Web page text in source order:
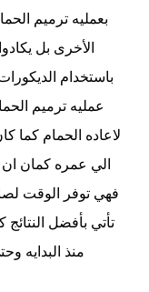
بعمليه ترميم
الأخرى بل
باستخدام
عمليه ترميم
لاعاده الحمام كما
الي عمره كمان ان
فهي توفر الوقت
تأتي بأفضل
منذ البدايه